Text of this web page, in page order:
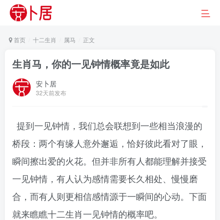
首页 十二生肖 属马 正文
生肖马，你的一见钟情概率竟是如此
安卜居
32天前发布
提到一见钟情，我们总会联想到一些相当浪漫的
桥段：两个有缘人意外邂逅，恰好彼此看对了眼，
瞬间擦出爱的火花。但并非所有人都能理解并接受
一见钟情，有人认为感情需要长久相处、慢慢磨
合，而有人则更相信感情源于一瞬间的心动。下面
就来瞧瞧十二生肖一见钟情的概率吧。